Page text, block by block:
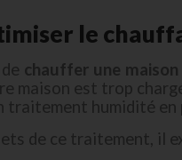
le
chauffer une
maison est trop
traitement humidité
de ce traitement, il